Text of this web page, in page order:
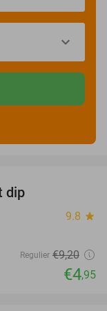
dip
9.8 star
Regulier €9,20
€4,95